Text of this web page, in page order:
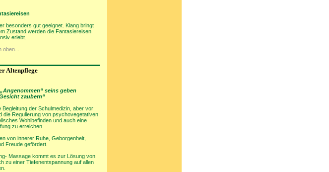
besonders gut geeignet. Klang bringt
Zustand werden die Fantasiereisen
erlebt.
Altenpflege
seins geben
zaubern“
der Schulmedizin, aber vor
die Regulierung von psychovegetativen
Wohlbefinden und auch eine
zu erreichen.
von innerer Ruhe, Geborgenheit,
Freude gefördert.
Massage kommt es zur Lösung von
zu einer Tiefenentspannung auf allen